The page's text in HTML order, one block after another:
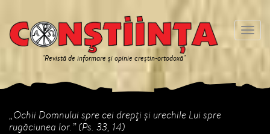
"Revistă de informare și opinie creștin-ortodoxă"
Meniu
„Ochii Domnului spre cei drepţi şi urechile Lui spre
rugăciunea lor.” (Ps. 33, 14)